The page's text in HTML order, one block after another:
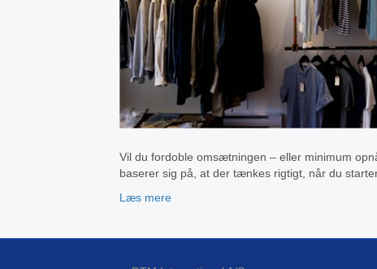
Vil du fordoble omsætningen – eller minimum
baserer sig på, at der tænkes rigtigt, når du
Læs mere